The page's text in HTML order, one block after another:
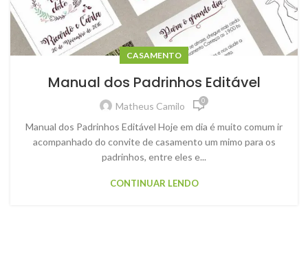
CASAMENTO
Manual dos Padrinhos Editável
Matheus Camilo 0
Manual dos Padrinhos Editável Hoje em dia é muito comum ir
acompanhado do convite de casamento um mimo para os
padrinhos, entre eles e...
CONTINUAR LENDO